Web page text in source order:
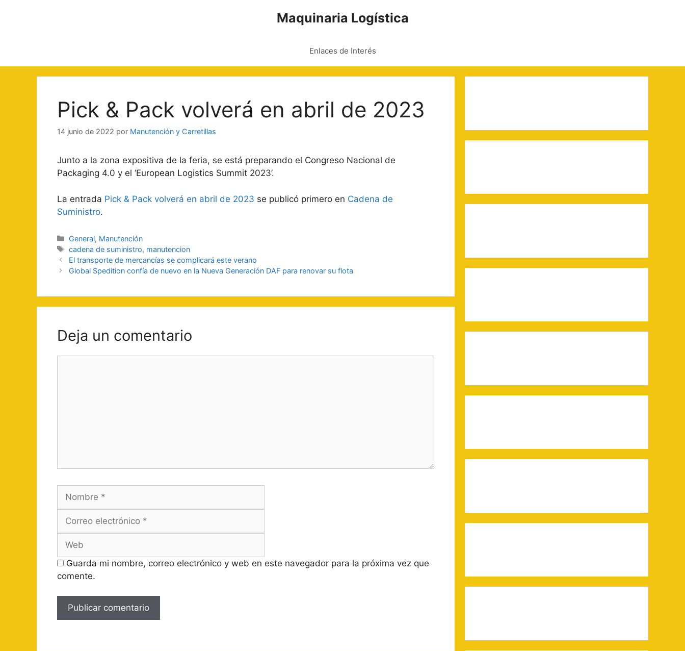
Maquinaria Logística
Enlaces de Interés
Pick & Pack volverá en abril de 2023
14 junio de 2022 por Manutención y Carretillas
Junto a la zona expositiva de la feria, se está preparando el Congreso Nacional de
Packaging 4.0 y el ‘European Logistics Summit 2023’.
La entrada Pick & Pack volverá en abril de 2023 se publicó primero en Cadena de
Suministro.
Categorías
General, Manutención
Etiquetas
cadena de suministro, manutencion
Navegación
de
El transporte de mercancías se complicará este verano
Global Spedition confía de nuevo en la Nueva Generación DAF para renovar su flota
Deja un comentario
Nombre
Guarda mi nombre, correo electrónico y web en este navegador para la próxima vez que
comente.